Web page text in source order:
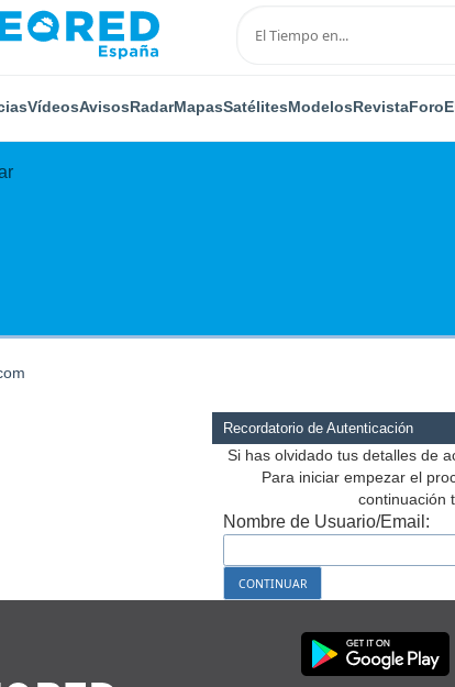
VídeosAvisosRadarMapasSatélitesModelosRevistaForo
Recordatorio de Autenticación
Si has olvidado tus detalles de
Para iniciar empezar el
continuación
Nombre de Usuario/Email: